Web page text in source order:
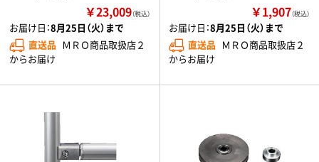
￥23,009（税込）
お届け日：8月25日（火）まで
直送品 ＭＲＯ商品取扱店２
からお届け
￥1,907（税込）
お届け日：8月25日（火）まで
直送品 ＭＲＯ商品取扱店２
からお届け